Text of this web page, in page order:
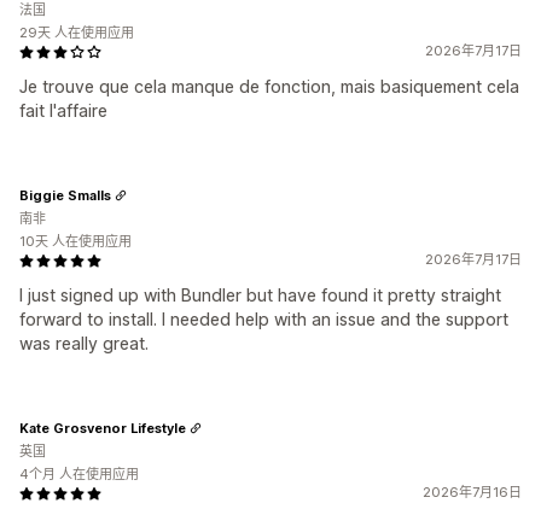
2026年7月17日
Je trouve que cela manque de fonction, mais basiquement cela
fait l'affaire
法国
29天 人在使用应用
2026年7月17日
I just signed up with Bundler but have found it pretty straight
forward to install. I needed help with an issue and the support
was really great.
Biggie Smalls
南非
10天 人在使用应用
2026年7月16日
Kate Grosvenor Lifestyle
英国
4个月 人在使用应用